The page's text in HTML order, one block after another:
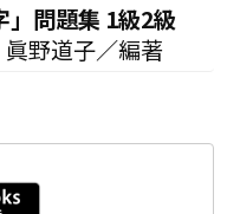
」問題集 1級2級
野道子／編著